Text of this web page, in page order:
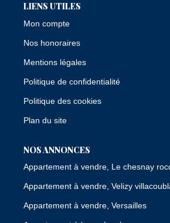
LIENS UTILES
Mon compte
Nos honoraires
Mentions légales
Politique de confidentialité
Politique des cookies
Plan du site
NOS ANNONCES
Appartement à vendre, Le chesnay
Appartement à vendre, Velizy
Appartement à vendre, Versailles